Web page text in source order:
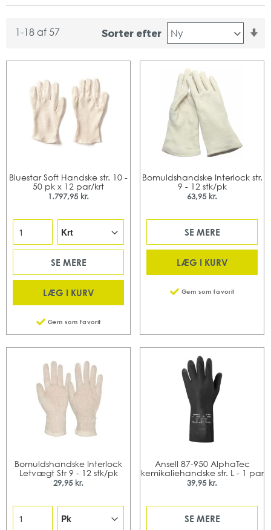
1-18 af 57 Sorter efter
Bluestar Soft Handske str. 10 -
50 pk x 12 par/krt
1.797,95 kr.
SE MERE
LÆG I KURV
Gem som favorit
Bomuldshandske Interlock str.
9 - 12 stk/pk
63,95 kr.
SE MERE
LÆG I KURV
Gem som favorit
Bomuldshandske Interlock
Letvægt Str 9 - 12 stk/pk
29,95 kr.
Ansell 87-950 AlphaTec
kemikaliehandske str. L - 1 par
39,95 kr.
SE MERE